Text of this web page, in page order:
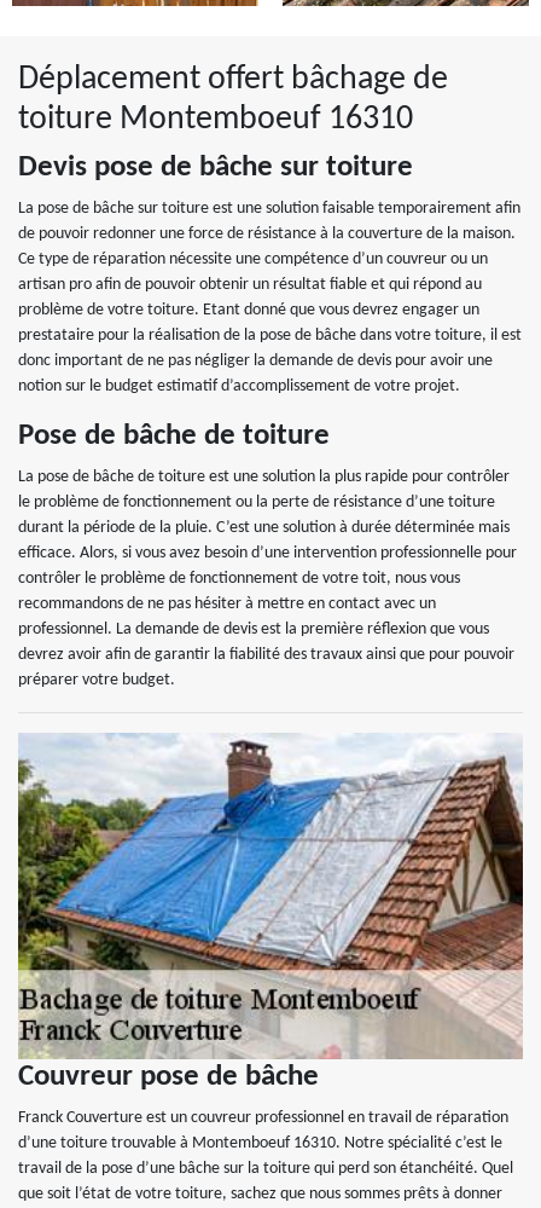
Déplacement offert bâchage de
toiture Montemboeuf 16310
Devis pose de bâche sur toiture
La pose de bâche sur toiture est une solution faisable temporairement afin
de pouvoir redonner une force de résistance à la couverture de la maison.
Ce type de réparation nécessite une compétence d’un couvreur ou un
artisan pro afin de pouvoir obtenir un résultat fiable et qui répond au
problème de votre toiture. Etant donné que vous devrez engager un
prestataire pour la réalisation de la pose de bâche dans votre toiture, il est
donc important de ne pas négliger la demande de devis pour avoir une
notion sur le budget estimatif d’accomplissement de votre projet.
Pose de bâche de toiture
La pose de bâche de toiture est une solution la plus rapide pour contrôler
le problème de fonctionnement ou la perte de résistance d’une toiture
durant la période de la pluie. C’est une solution à durée déterminée mais
efficace. Alors, si vous avez besoin d’une intervention professionnelle pour
contrôler le problème de fonctionnement de votre toit, nous vous
recommandons de ne pas hésiter à mettre en contact avec un
professionnel. La demande de devis est la première réflexion que vous
devrez avoir afin de garantir la fiabilité des travaux ainsi que pour pouvoir
préparer votre budget.
Couvreur pose de bâche
Franck Couverture est un couvreur professionnel en travail de réparation
d’une toiture trouvable à Montemboeuf 16310. Notre spécialité c’est le
travail de la pose d’une bâche sur la toiture qui perd son étanchéité. Quel
que soit l’état de votre toiture, sachez que nous sommes prêts à donner